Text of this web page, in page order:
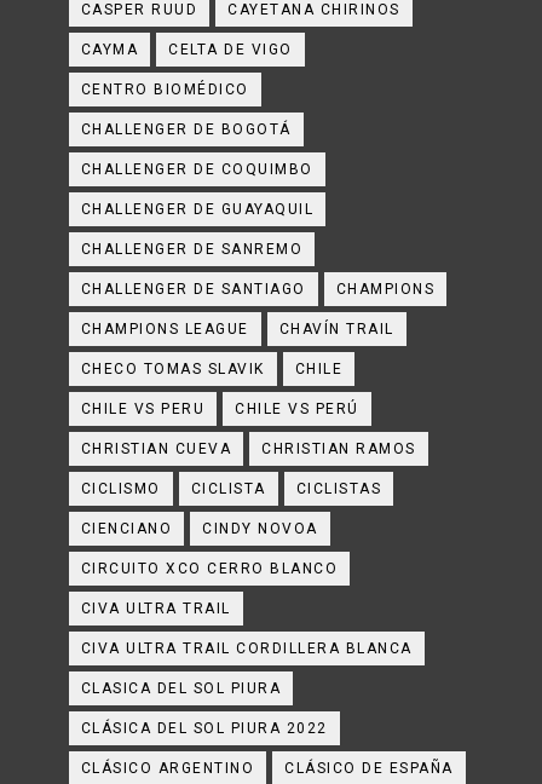
CASPER RUUD CAYETANA CHIRINOS
CAYMA CELTA DE VIGO
CENTRO BIOMÉDICO
CHALLENGER DE BOGOTÁ
CHALLENGER DE COQUIMBO
CHALLENGER DE GUAYAQUIL
CHALLENGER DE SANREMO
CHALLENGER DE SANTIAGO CHAMPIONS
CHAMPIONS LEAGUE CHAVÍN TRAIL
CHECO TOMAS SLAVIK CHILE
CHILE VS PERU CHILE VS PERÚ
CHRISTIAN CUEVA CHRISTIAN RAMOS
CICLISMO CICLISTA CICLISTAS
CIENCIANO CINDY NOVOA
CIRCUITO XCO CERRO BLANCO
CIVA ULTRA TRAIL
CIVA ULTRA TRAIL CORDILLERA BLANCA
CLASICA DEL SOL PIURA
CLÁSICA DEL SOL PIURA 2022
CLÁSICO ARGENTINO CLÁSICO DE ESPAÑA